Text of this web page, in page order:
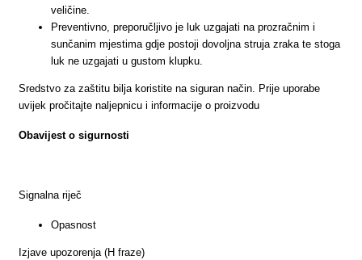
veličine.
Preventivno, preporučljivo je luk uzgajati na prozračnim i
sunčanim mjestima gdje postoji dovoljna struja zraka te stoga
luk ne uzgajati u gustom klupku.
Sredstvo za zaštitu bilja koristite na siguran način. Prije uporabe
uvijek pročitajte naljepnicu i informacije o proizvodu
Obavijest o sigurnosti
Signalna riječ
Opasnost
Izjave upozorenja (H fraze)